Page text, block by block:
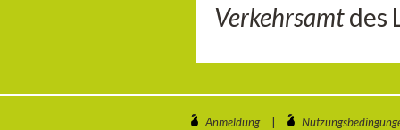
Verkehrsamtdes
Anmeldung